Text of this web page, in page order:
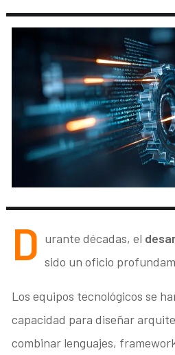
D urante décadas, el
sido un oficio
Los equipos tecnológicos se
capacidad para diseñar
combinar lenguajes,